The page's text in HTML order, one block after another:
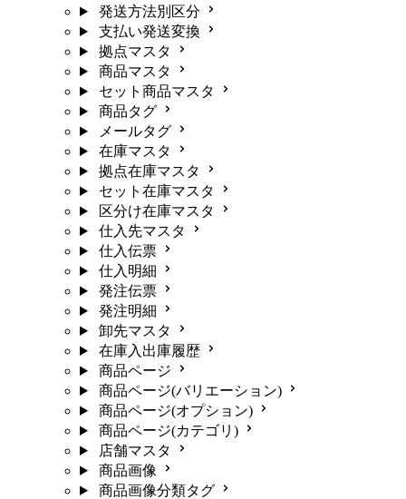
発送方法別区分
支払い発送変換
拠点マスタ
商品マスタ
セット商品マスタ
商品タグ
メールタグ
在庫マスタ
拠点在庫マスタ
セット在庫マスタ
区分け在庫マスタ
仕入先マスタ
仕入伝票
仕入明細
発注伝票
発注明細
卸先マスタ
在庫入出庫履歴
商品ページ
商品ページ(バリエーション)
商品ページ(オプション)
商品ページ(カテゴリ)
店舗マスタ
商品画像
商品画像分類タグ